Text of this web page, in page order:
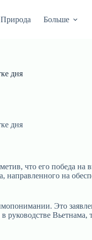
Природа Больше
дня
дня
что его победа
направленного на
Это